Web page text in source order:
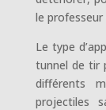
le professeur
Le type
tunnel de tir
différents
projectiles